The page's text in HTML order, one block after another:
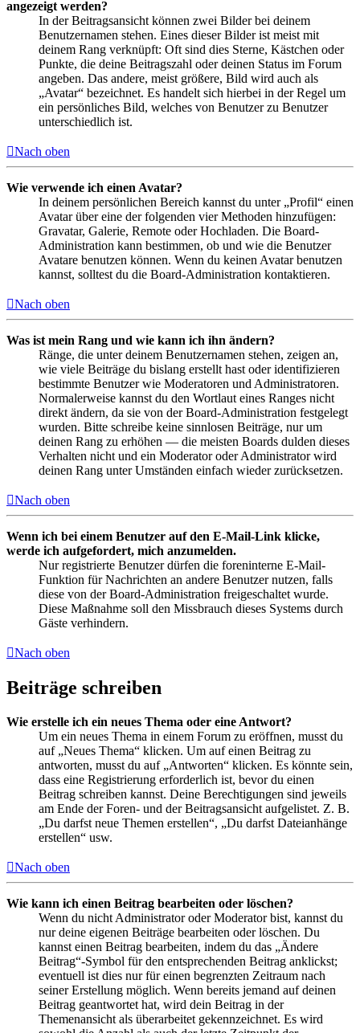
angezeigt werden?
In der Beitragsansicht können zwei Bilder bei deinem
Benutzernamen stehen. Eines dieser Bilder ist meist mit
deinem Rang verknüpft: Oft sind dies Sterne, Kästchen oder
Punkte, die deine Beitragszahl oder deinen Status im Forum
angeben. Das andere, meist größere, Bild wird auch als
„Avatar“ bezeichnet. Es handelt sich hierbei in der Regel um
ein persönliches Bild, welches von Benutzer zu Benutzer
unterschiedlich ist.
Nach oben
Wie verwende ich einen Avatar?
In deinem persönlichen Bereich kannst du unter „Profil“ einen
Avatar über eine der folgenden vier Methoden hinzufügen:
Gravatar, Galerie, Remote oder Hochladen. Die Board-
Administration kann bestimmen, ob und wie die Benutzer
Avatare benutzen können. Wenn du keinen Avatar benutzen
kannst, solltest du die Board-Administration kontaktieren.
Nach oben
Was ist mein Rang und wie kann ich ihn ändern?
Ränge, die unter deinem Benutzernamen stehen, zeigen an,
wie viele Beiträge du bislang erstellt hast oder identifizieren
bestimmte Benutzer wie Moderatoren und Administratoren.
Normalerweise kannst du den Wortlaut eines Ranges nicht
direkt ändern, da sie von der Board-Administration festgelegt
wurden. Bitte schreibe keine sinnlosen Beiträge, nur um
deinen Rang zu erhöhen — die meisten Boards dulden dieses
Verhalten nicht und ein Moderator oder Administrator wird
deinen Rang unter Umständen einfach wieder zurücksetzen.
Nach oben
Wenn ich bei einem Benutzer auf den E-Mail-Link klicke,
werde ich aufgefordert, mich anzumelden.
Nur registrierte Benutzer dürfen die foreninterne E-Mail-
Funktion für Nachrichten an andere Benutzer nutzen, falls
diese von der Board-Administration freigeschaltet wurde.
Diese Maßnahme soll den Missbrauch dieses Systems durch
Gäste verhindern.
Nach oben
Beiträge schreiben
Wie erstelle ich ein neues Thema oder eine Antwort?
Um ein neues Thema in einem Forum zu eröffnen, musst du
auf „Neues Thema“ klicken. Um auf einen Beitrag zu
antworten, musst du auf „Antworten“ klicken. Es könnte sein,
dass eine Registrierung erforderlich ist, bevor du einen
Beitrag schreiben kannst. Deine Berechtigungen sind jeweils
am Ende der Foren- und der Beitragsansicht aufgelistet. Z. B.
„Du darfst neue Themen erstellen“, „Du darfst Dateianhänge
erstellen“ usw.
Nach oben
Wie kann ich einen Beitrag bearbeiten oder löschen?
Wenn du nicht Administrator oder Moderator bist, kannst du
nur deine eigenen Beiträge bearbeiten oder löschen. Du
kannst einen Beitrag bearbeiten, indem du das „Ändere
Beitrag“-Symbol für den entsprechenden Beitrag anklickst;
eventuell ist dies nur für einen begrenzten Zeitraum nach
seiner Erstellung möglich. Wenn bereits jemand auf deinen
Beitrag geantwortet hat, wird dein Beitrag in der
Themenansicht als überarbeitet gekennzeichnet. Es wird